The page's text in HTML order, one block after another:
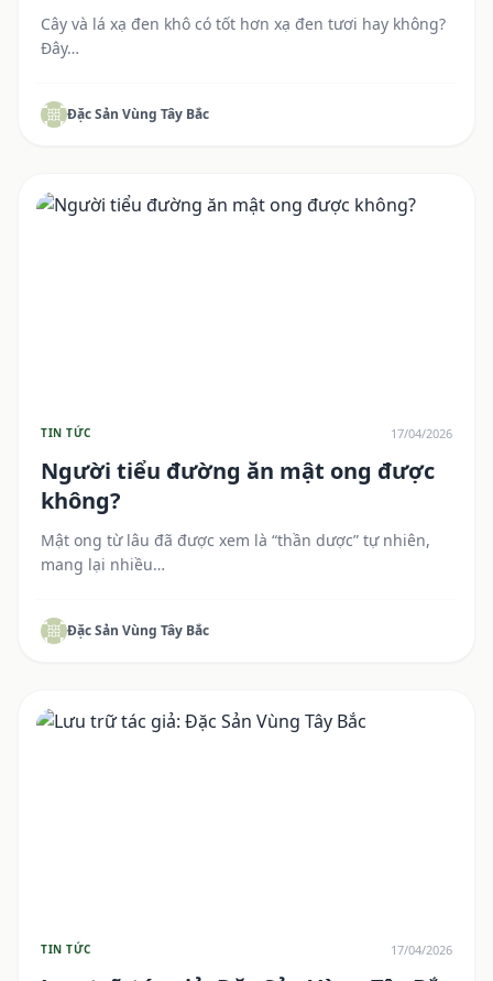
Cây và lá xạ đen khô có tốt hơn xạ đen tươi hay không?
Đây…
Đặc Sản Vùng Tây Bắc
TIN TỨC 17/04/2026
Người tiểu đường ăn mật ong được
không?
Mật ong từ lâu đã được xem là “thần dược” tự nhiên,
mang lại nhiều…
Đặc Sản Vùng Tây Bắc
TIN TỨC 17/04/2026